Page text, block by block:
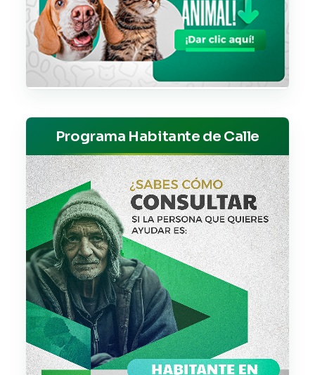
Programa Habitante de Calle